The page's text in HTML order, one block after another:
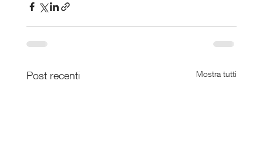
Post recenti Mostra tutti